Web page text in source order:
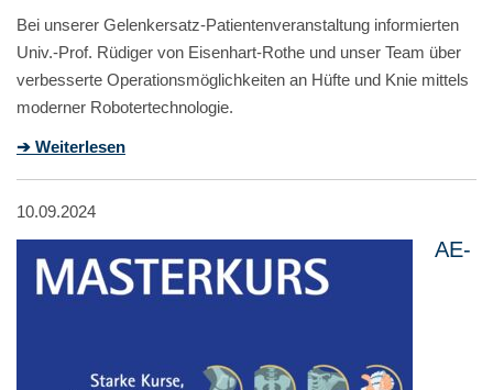
Bei unserer Gelenkersatz-Patientenveranstaltung informierten
Univ.-Prof. Rüdiger von Eisenhart-Rothe und unser Team über
verbesserte Operationsmöglichkeiten an Hüfte und Knie mittels
moderner Robotertechnologie.
➔ Weiterlesen
10.09.2024
AE-